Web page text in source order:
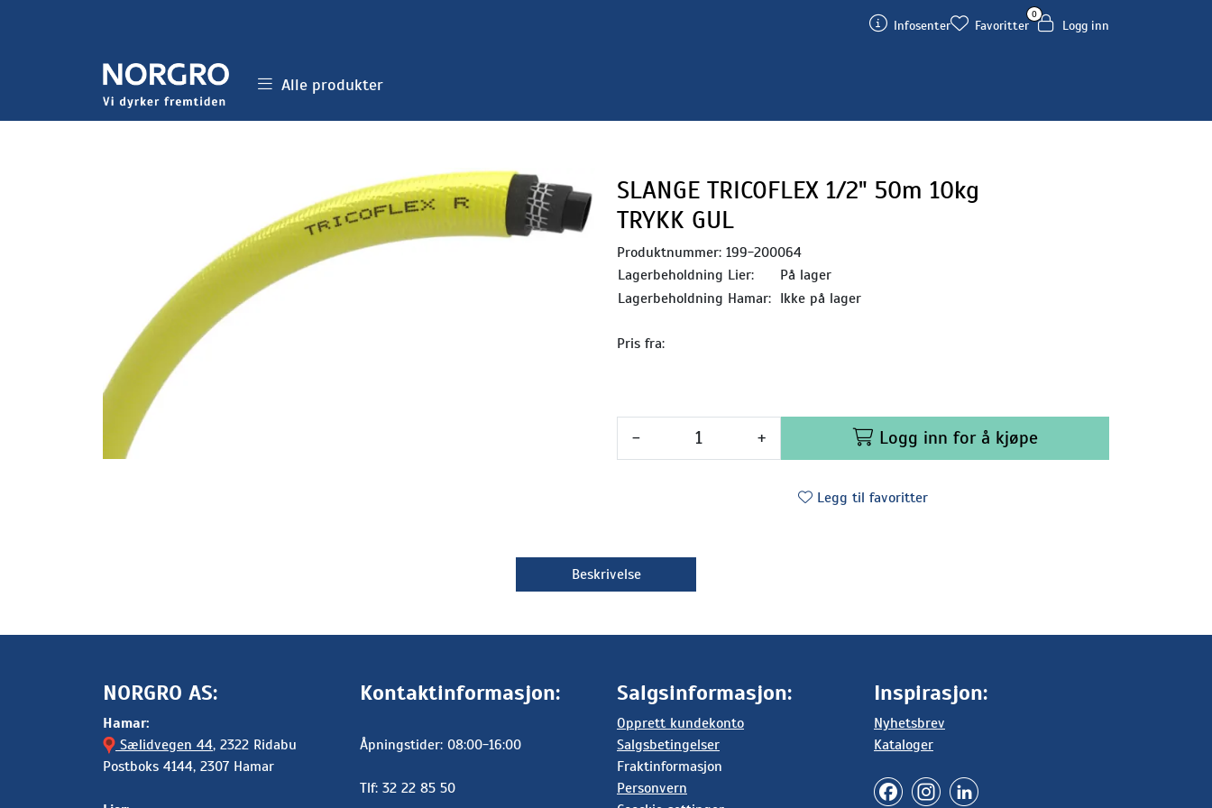
Infosenter
0
Favoritter Logg inn
Alle produkter
SLANGE TRICOFLEX 1/2" 50m 10kg
TRYKK GUL
Produktnummer: 199-200064
Lagerbeholdning Lier:
På lager
Lagerbeholdning Hamar: Ikke på lager
Pris fra:
- + Logg inn for å kjøpe
Legg til favoritter
Beskrivelse
NORGRO AS:
Hamar:
Sælidvegen 44, 2322 Ridabu
Postboks 4144, 2307 Hamar
Kontaktinformasjon:
Åpningstider: 08:00-16:00
Tlf: 32 22 85 50
Salgsinformasjon:
Opprett kundekonto
Salgsbetingelser
Fraktinformasjon
Personvern
Inspirasjon:
Nyhetsbrev
Kataloger